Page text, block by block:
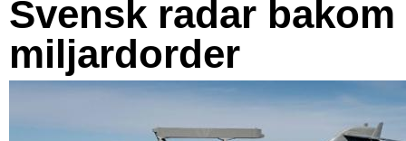
Svensk radar bakom
miljardorder